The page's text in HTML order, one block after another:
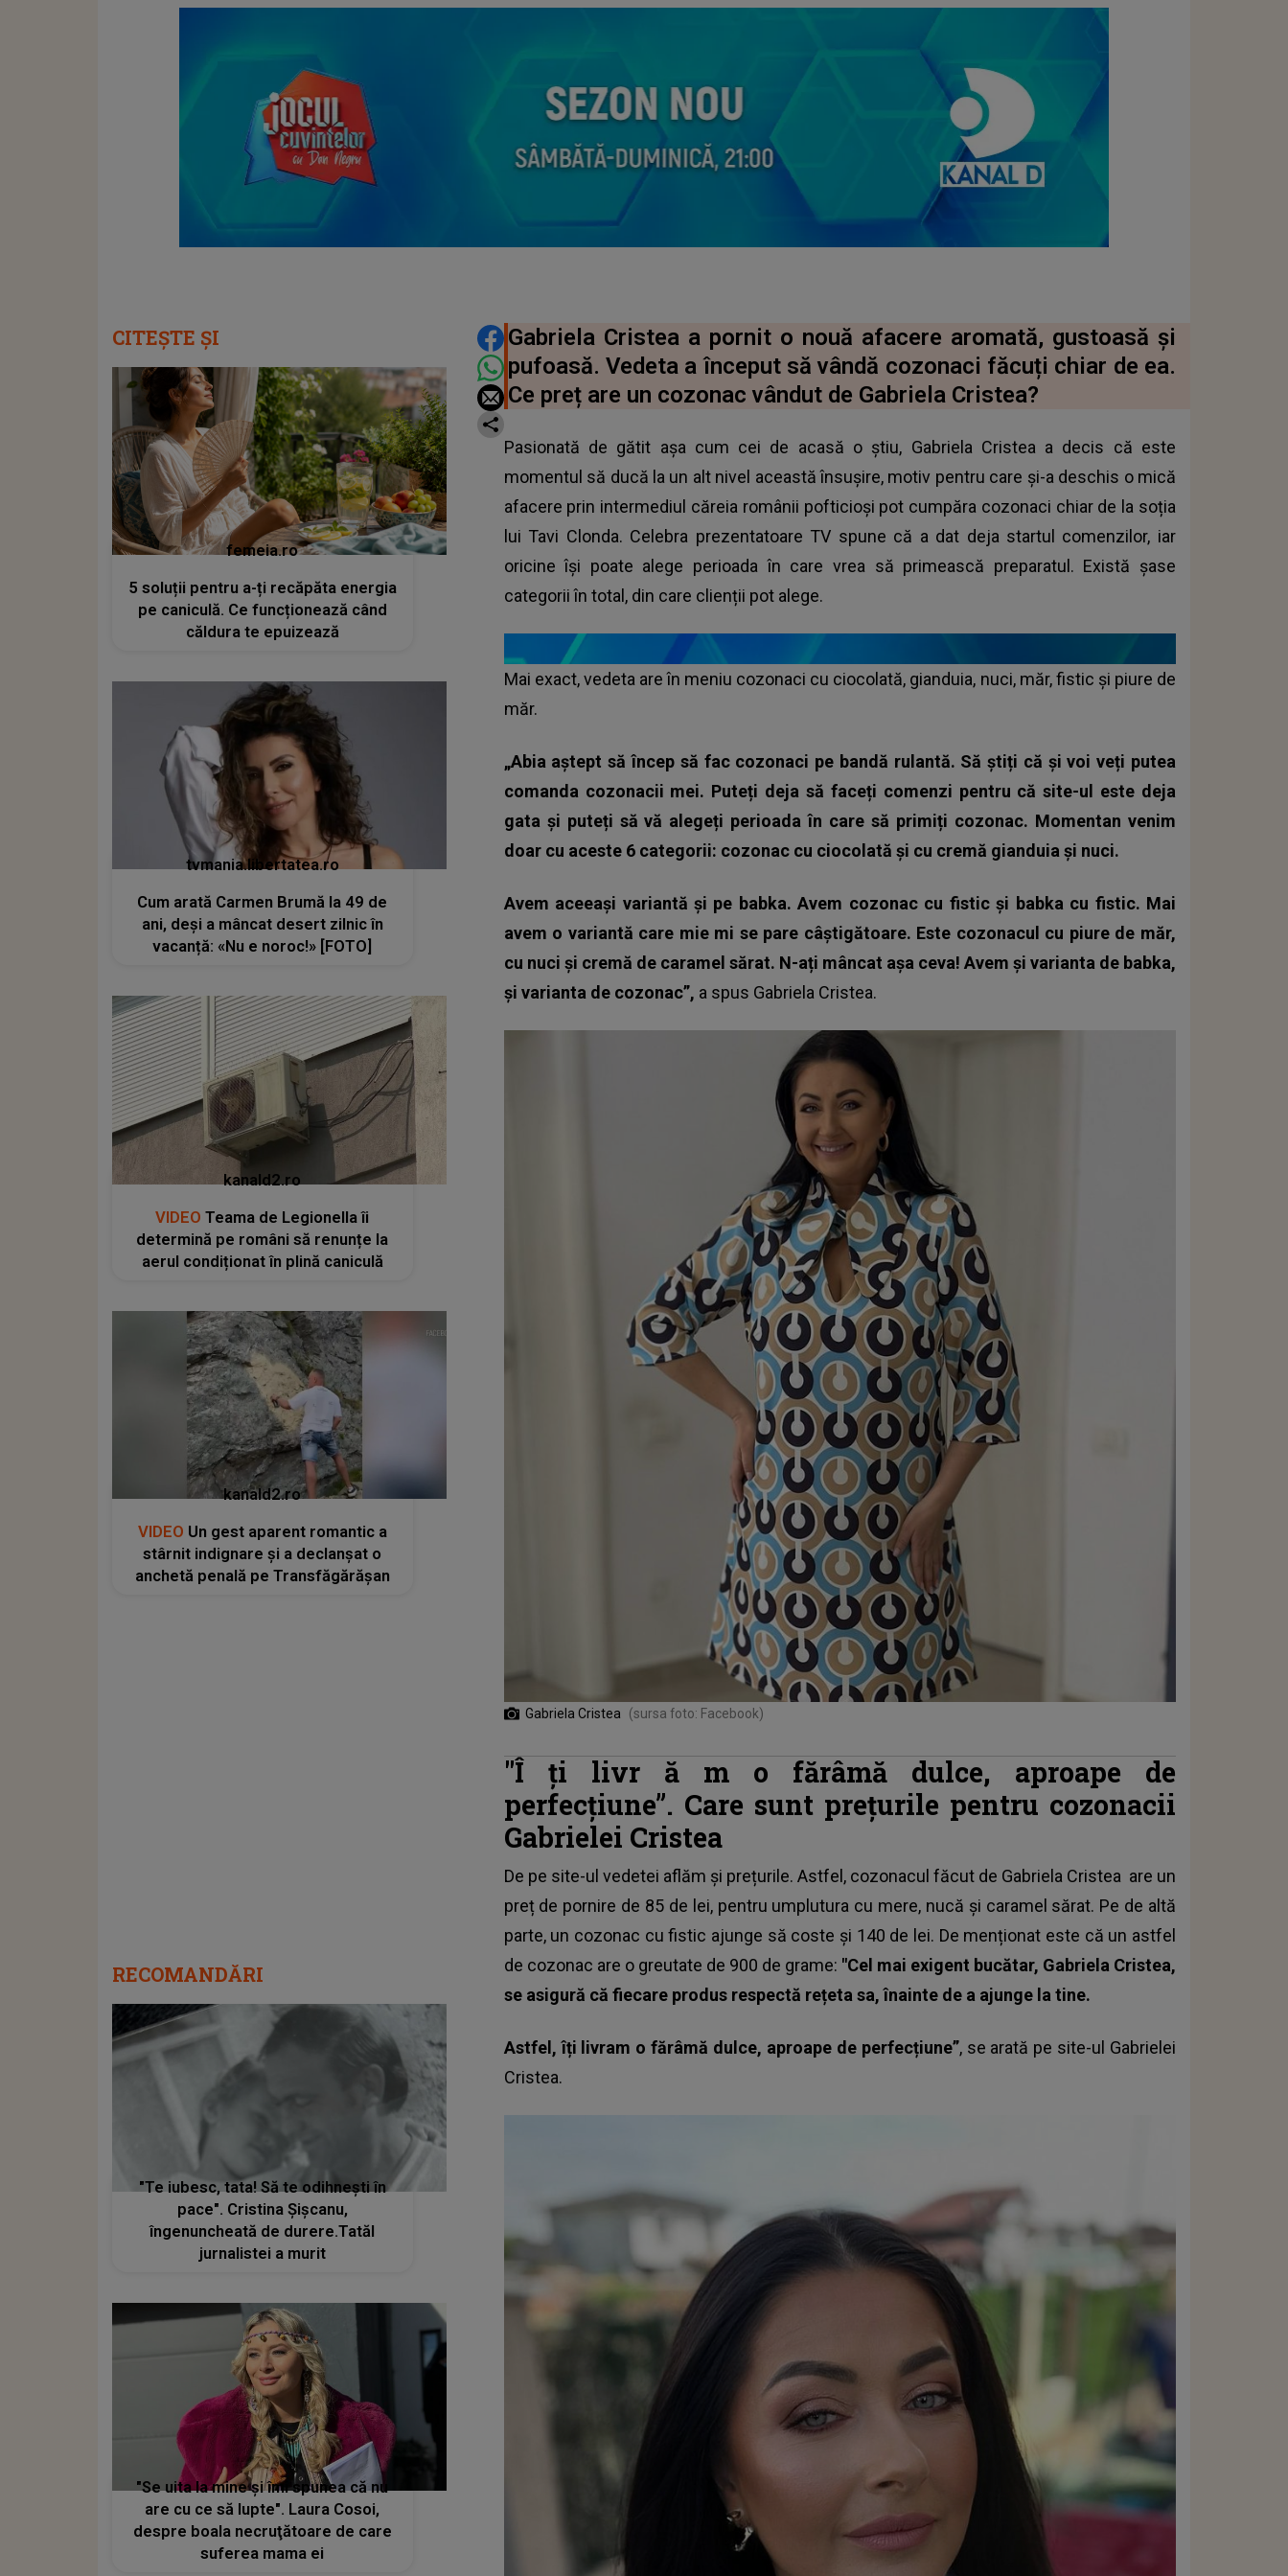
DISTRIBUIE ARTICOLUL
Gabriela Cristea a pornit o nouă afacere aromată, gustoasă și
pufoasă. Vedeta a început să vândă cozonaci făcuți chiar de ea.
Ce preț are un cozonac vândut de Gabriela Cristea?
Pasionată de gătit așa cum cei de acasă o știu, Gabriela Cristea a decis că este
momentul să ducă la un alt nivel această însușire, motiv pentru care și-a deschis o mică
afacere prin intermediul căreia românii pofticioși pot cumpăra cozonaci chiar de la soția
lui Tavi Clonda. Celebra prezentatoare TV spune că a dat deja startul comenzilor, iar
oricine își poate alege perioada în care vrea să primească preparatul. Există șase
categorii în total, din care clienții pot alege.
Mai exact, vedeta are în meniu cozonaci cu ciocolată, gianduia, nuci, măr, fistic și piure de
măr.
„Abia aștept să încep să fac cozonaci pe bandă rulantă. Să știți că și voi veți putea
comanda cozonacii mei. Puteți deja să faceți comenzi pentru că site-ul este deja
gata și puteți să vă alegeți perioada în care să primiți cozonac. Momentan venim
doar cu aceste 6 categorii: cozonac cu ciocolată și cu cremă gianduia și nuci.
Avem aceeași variantă și pe babka. Avem cozonac cu fistic și babka cu fistic. Mai
avem o variantă care mie mi se pare câștigătoare. Este cozonacul cu piure de măr,
cu nuci și cremă de caramel sărat. N-ați mâncat așa ceva! Avem și varianta de babka,
și varianta de cozonac”, a spus Gabriela Cristea.
Gabriela Cristea (sursa foto: Facebook)
"Î ți livr ă m o fărâmă dulce, aproape de
perfecțiune”. Care sunt prețurile pentru cozonacii
Gabrielei Cristea
De pe site-ul vedetei aflăm și prețurile. Astfel, cozonacul făcut de Gabriela Cristea are un
preț de pornire de 85 de lei, pentru umplutura cu mere, nucă și caramel sărat. Pe de altă
parte, un cozonac cu fistic ajunge să coste și 140 de lei. De menționat este că un astfel
de cozonac are o greutate de 900 de grame: "Cel mai exigent bucătar, Gabriela Cristea,
se asigură că fiecare produs respectă rețeta sa, înainte de a ajunge la tine.
Astfel, îți livram o fărâmă dulce, aproape de perfecțiune”, se arată pe site-ul Gabrielei
Cristea.
CITEȘTE ȘI
femeia.ro
5 soluții pentru a-ți recăpăta energia
pe caniculă. Ce funcționează când
căldura te epuizează
tvmania.libertatea.ro
Cum arată Carmen Brumă la 49 de
ani, deși a mâncat desert zilnic în
vacanță: «Nu e noroc!» [FOTO]
kanald2.ro
VIDEO Teama de Legionella îi
determină pe români să renunțe la
aerul condiționat în plină caniculă
kanald2.ro
VIDEO Un gest aparent romantic a
stârnit indignare și a declanșat o
anchetă penală pe Transfăgărășan
RECOMANDĂRI
"Te iubesc, tata! Să te odihnești în
pace". Cristina Șișcanu,
îngenuncheată de durere.Tatăl
jurnalistei a murit
"Se uita la mine și îmi spunea că nu
are cu ce să lupte". Laura Cosoi,
despre boala necruţătoare de care
suferea mama ei